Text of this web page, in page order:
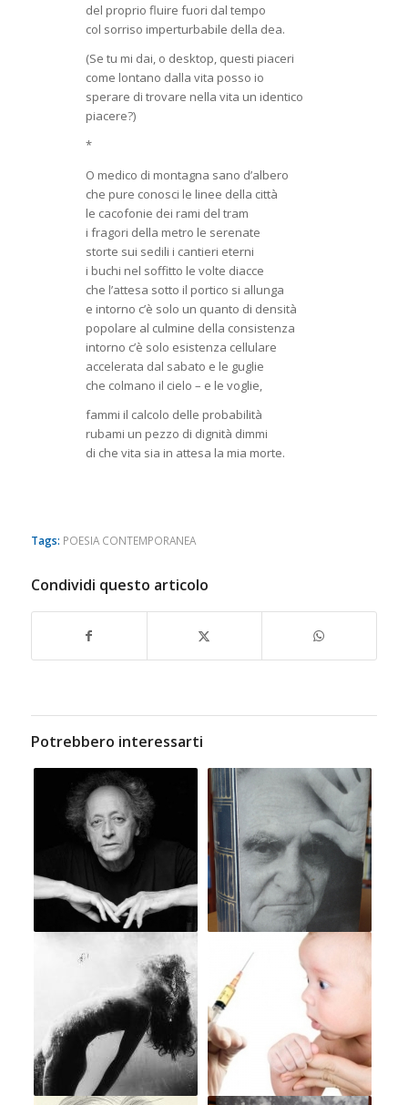
del proprio fluire fuori dal tempo
col sorriso imperturbabile della dea.
(Se tu mi dai, o desktop, questi piaceri
come lontano dalla vita posso io
sperare di trovare nella vita un identico
piacere?)
*
O medico di montagna sano d’albero
che pure conosci le linee della città
le cacofonie dei rami del tram
i fragori della metro le serenate
storte sui sedili i cantieri eterni
i buchi nel soffitto le volte diacce
che l’attesa sotto il portico si allunga
e intorno c’è solo un quanto di densità
popolare al culmine della consistenza
intorno c’è solo esistenza cellulare
accelerata dal sabato e le guglie
che colmano il cielo – e le voglie,
fammi il calcolo delle probabilità
rubami un pezzo di dignità dimmi
di che vita sia in attesa la mia morte.
Tags: POESIA CONTEMPORANEA
Condividi questo articolo
Potrebbero interessarti